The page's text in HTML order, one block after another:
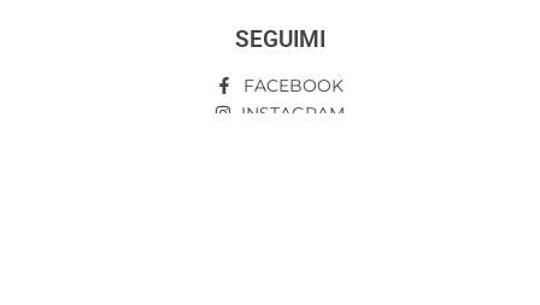
SEGUIMI
FACEBOOK
INSTAGRAM